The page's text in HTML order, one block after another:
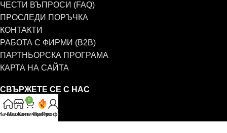
ЧЕСТИ ВЪПРОСИ (FAQ)
ПРОСЛЕДИ ПОРЪЧКА
КОНТАКТИ
РАБОТА С ФИРМИ (B2B)
ПАРТНЬОРСКА ПРОГРАМА
КАРТА НА САЙТА
СВЪРЖЕТЕ СЕ С НАС
0885 323 661
Магазин
0
КоличкаПромоПрофил